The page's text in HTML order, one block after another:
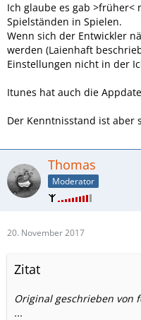
Ich glaube es gab >früher<
Spielständen in Spielen.
Wenn sich der Entwickler
werden (Laienhaft
Einstellungen nicht in der
Itunes hat auch die
Der Kenntnisstand ist aber
Thomas
Moderator
20. November 2017
Zitat
Original geschrieben von
...